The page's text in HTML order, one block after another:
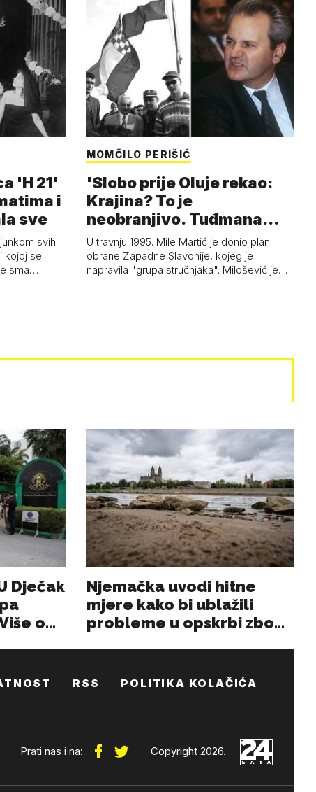
'H 21'
i
sve
svih
kojoj se
sma…
MOMČILO PERIŠIĆ
'Slobo prije Oluje rekao:
Krajina? To je
neobranjivo. Tuđmana
zvao Krivousti'
U travnju 1995. Mile Martić je donio plan
obrane Zapadne Slavonije, kojeg je
napravila "grupa stručnjaka". Milošević je…
RSS POLITIKA KOLAČIĆA
Prati nas i na: Copyright 2026.